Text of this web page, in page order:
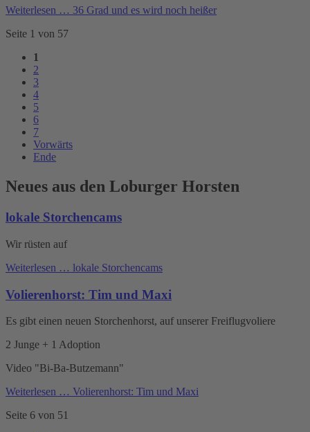
Weiterlesen … 36 Grad und es wird noch heißer
Seite 1 von 57
1
2
3
4
5
6
7
Vorwärts
Ende
Neues aus den Loburger Horsten
lokale Storchencams
Wir rüsten auf
Weiterlesen … lokale Storchencams
Volierenhorst: Tim und Maxi
Es gibt einen neuen Storchenhorst, auf unserer Freiflugvoliere
2 Junge + 1 Adoption
Video "Bi-Ba-Butzemann"
Weiterlesen … Volierenhorst: Tim und Maxi
Seite 6 von 51